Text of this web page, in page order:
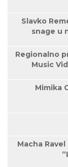
Slavko
snage u
Regionalno
Music
Mimika
Macha